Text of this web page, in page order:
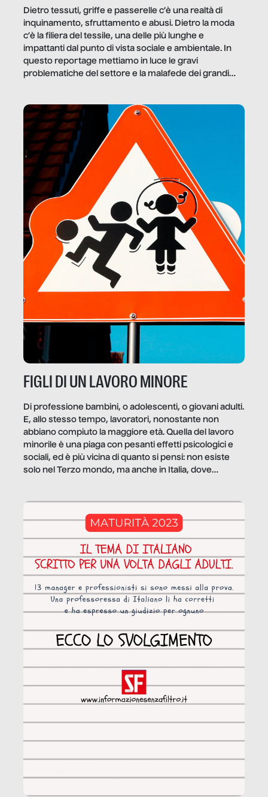
Dietro tessuti, griffe e passerelle c’è una realtà di
inquinamento, sfruttamento e abusi. Dietro la moda
c’è la filiera del tessile, una delle più lunghe e
impattanti dal punto di vista sociale e ambientale. In
questo reportage mettiamo in luce le gravi
problematiche del settore e la malafede dei grandi
FIGLI DI UN LAVORO MINORE
Di professione bambini, o adolescenti, o giovani adulti.
E, allo stesso tempo, lavoratori, nonostante non
abbiano compiuto la maggiore età. Quella del lavoro
minorile è una piaga con pesanti effetti psicologici e
sociali, ed è più vicina di quanto si pensi: non esiste
solo nel Terzo mondo, ma anche in Italia, dove